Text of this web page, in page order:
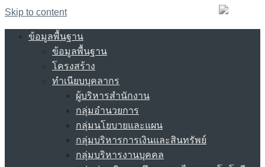
Skip to content
ข้อมูลพื้นฐาน
ข้อมูลพื้นฐาน
โครงสร้าง
ทำเนียบบุคลากร
ผู้บริหารสำนักงาน
กลุ่มอำนวยการ
กลุ่มนโยบายและแผน
กลุ่มบริหารการเงินและสินทรัพย์
กลุ่มบริหารงานบุคคล